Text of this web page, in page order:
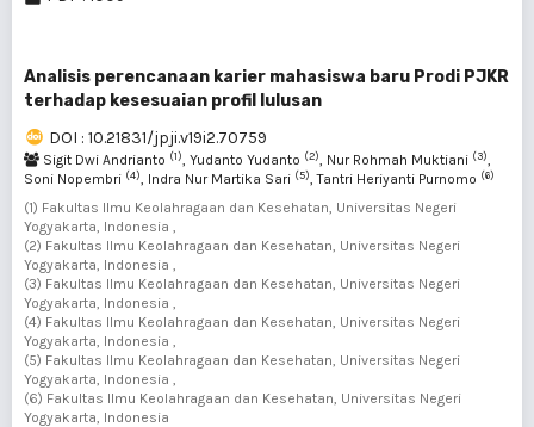
Analisis perencanaan karier mahasiswa baru Prodi PJKR
terhadap kesesuaian profil lulusan
DOI : 10.21831/jpji.v19i2.70759
Sigit Dwi Andrianto (1), Yudanto Yudanto (2), Nur Rohmah Muktiani (3),
Soni Nopembri (4), Indra Nur Martika Sari (5), Tantri Heriyanti Purnomo (6)
(1) Fakultas Ilmu Keolahragaan dan Kesehatan, Universitas Negeri
Yogyakarta, Indonesia ,
(2) Fakultas Ilmu Keolahragaan dan Kesehatan, Universitas Negeri
Yogyakarta, Indonesia ,
(3) Fakultas Ilmu Keolahragaan dan Kesehatan, Universitas Negeri
Yogyakarta, Indonesia ,
(4) Fakultas Ilmu Keolahragaan dan Kesehatan, Universitas Negeri
Yogyakarta, Indonesia ,
(5) Fakultas Ilmu Keolahragaan dan Kesehatan, Universitas Negeri
Yogyakarta, Indonesia ,
(6) Fakultas Ilmu Keolahragaan dan Kesehatan, Universitas Negeri
Yogyakarta, Indonesia